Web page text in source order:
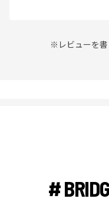
※レビューを
#